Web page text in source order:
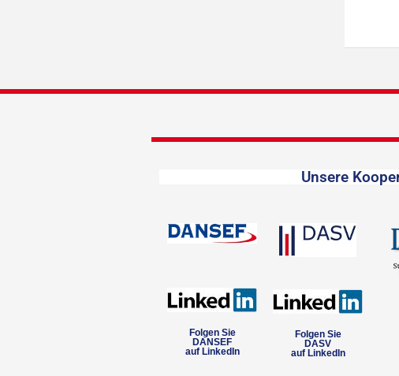
Unsere
Folgen Sie
DANSEF
auf LinkedIn
Folgen Sie
DASV
auf LinkedIn